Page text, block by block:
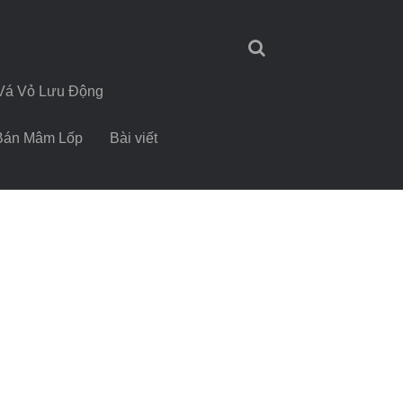
Vỏ Lưu Động
Mâm Lốp Bài viết